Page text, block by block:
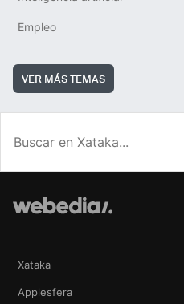
Empleo
VER MÁS TEMAS
Xataka
Applesfera